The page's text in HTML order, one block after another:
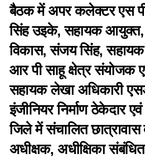
बैठक में अपर कलेक्टर एस
सिंह उइके, सहायक आयुक्त,
विकास, संजय सिंह,
आर पी साहू क्षेत्र संयोजक
सहायक लेखा अधिकारी
इंजीनियर निर्माण ठेकेदार
जिले में संचालित
अधीक्षक, अधीक्षिका